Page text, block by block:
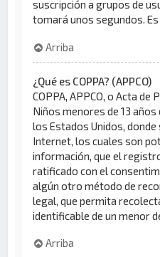
suscripción a grupos de
tomará unos segundos.
Arriba
¿Qué es COPPA? (APPCO)
COPPA, APPCO, o Acta
Niños menores de 13 años
los Estados Unidos,
Internet, los cuales son
información, que el
ratificado con el
algún otro método de
legal, que permita
identificable de un menor
Arriba